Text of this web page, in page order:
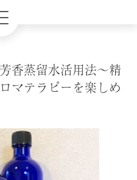
香蒸留水活用法～精
マテラピーを楽しめ